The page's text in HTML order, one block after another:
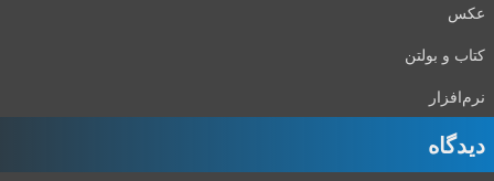
عکس
کتاب و بولتن
نرم‌افزار
دیدگاه‌